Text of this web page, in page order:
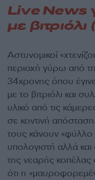
Live News
με
Αστυνομικοί
περιοχή γύρω από
34χρονης όπου
με το βιτριόλι και
υλικό από τις
σε κοντινή
τους κάνουν «φύλλο
υπολογιστή αλλά
της νεαρής κοπέλας
ότι η